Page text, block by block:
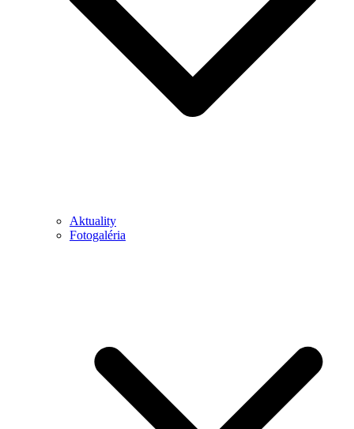
Aktuality
Fotogaléria